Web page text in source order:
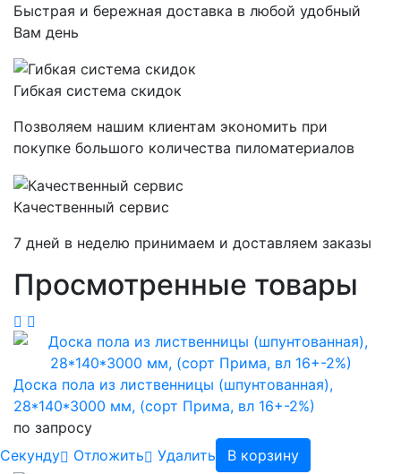
Быстрая и бережная доставка в любой удобный
Вам день
Гибкая система скидок
Позволяем нашим клиентам экономить при
покупке большого количества пиломатериалов
Качественный сервис
7 дней в неделю принимаем и доставляем заказы
Просмотренные товары
Доска пола из лиственницы (шпунтованная),
28*140*3000 мм, (сорт Прима, вл 16+-2%)
по запросу
Cекунду
Отложить Удалить В корзину